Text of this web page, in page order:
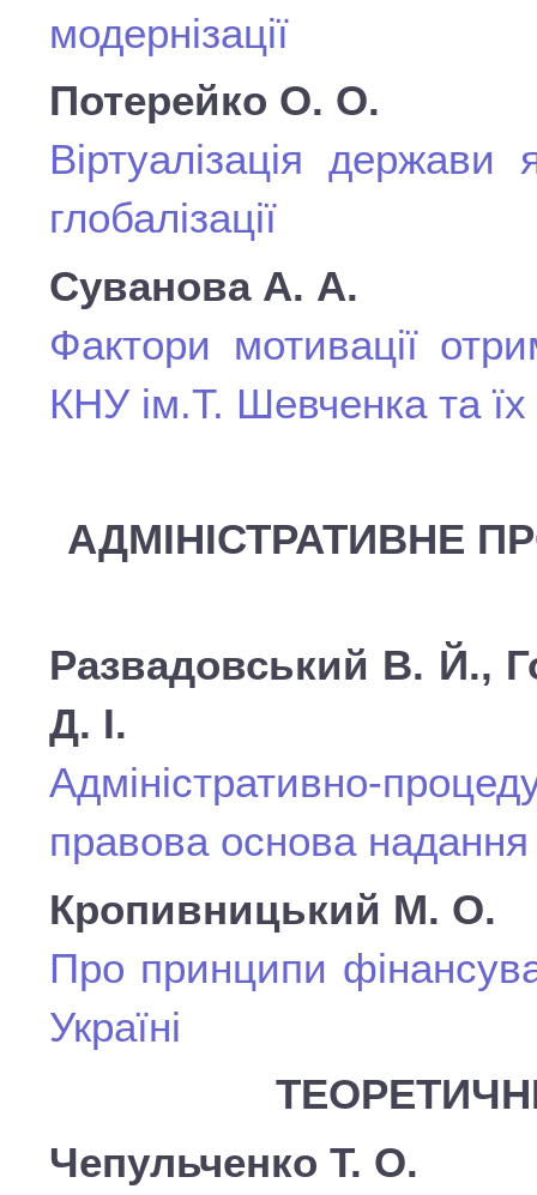
модернізації
Потерейко О. О.
Віртуалізація
глобалізації
Суванова А. А.
Фактори мотивації
КНУ ім.Т. Шевченка та
АДМІНІСТРАТИВНЕ
Развадовський В. Й.,
Д. І.
Адміністративно-
правова основа
Кропивницький М. О.
Про принципи
Україні
Чепульченко Т. О.